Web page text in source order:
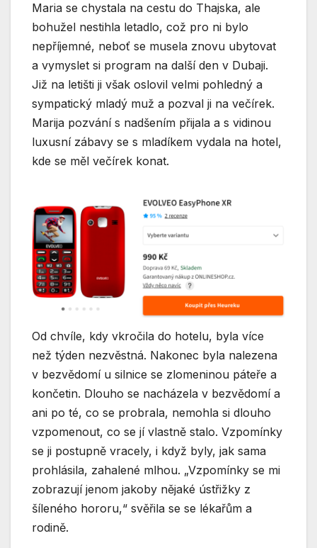
Maria se chystala na cestu do Thajska, ale
bohužel nestihla letadlo, což pro ni bylo
nepříjemné, neboť se musela znovu ubytovat
a vymyslet si program na další den v Dubaji.
Již na letišti ji však oslovil velmi pohledný a
sympatický mladý muž a pozval ji na večírek.
Marija pozvání s nadšením přijala a s vidinou
luxusní zábavy se s mladíkem vydala na hotel,
kde se měl večírek konat.
Od chvíle, kdy vkročila do hotelu, byla více
než týden nezvěstná. Nakonec byla nalezena
v bezvědomí u silnice se zlomeninou páteře a
končetin. Dlouho se nacházela v bezvědomí a
ani po té, co se probrala, nemohla si dlouho
vzpomenout, co se jí vlastně stalo. Vzpomínky
se ji postupně vracely, i když byly, jak sama
prohlásila, zahalené mlhou. „Vzpomínky se mi
zobrazují jenom jakoby nějaké ústřižky z
šíleného hororu,“ svěřila se se lékařům a
rodině.